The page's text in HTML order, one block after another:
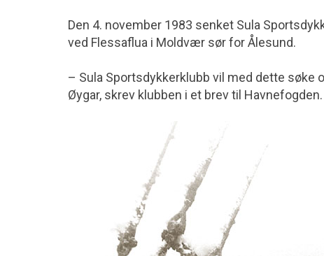
Den 4. november 1983 senket Sula
ved Flessaflua i Moldvær sør for Ålesund.
– Sula Sportsdykkerklubb vil med dette søke
Øygar, skrev klubben i et brev til Havnefogden.